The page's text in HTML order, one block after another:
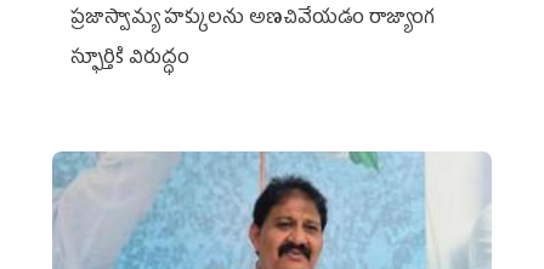
ప్రజాస్వామ్య హక్కులను అణచివేయడం రాజ్యాంగ
స్ఫూర్తికి విరుద్ధం